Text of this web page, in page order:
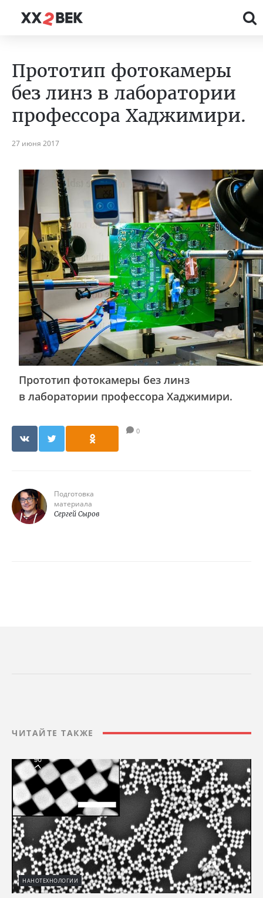
Прототип фотокамеры
без линз в лаборатории
профессора Хаджимири.
27 июня 2017
Прототип фотокамеры без линз
в лаборатории профессора Хаджимири.
0
Подготовка
материала
Сергей Сыров
ЧИТАЙТЕ ТАКЖЕ
НАНОТЕХНОЛОГИИ